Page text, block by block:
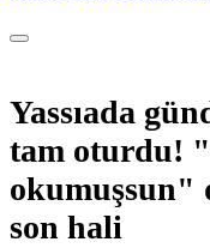
Yassıada
tam oturdu!
okumuşsun"
son hali